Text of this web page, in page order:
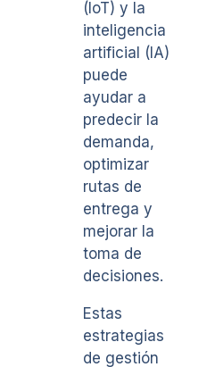
(IoT) y la
inteligencia
artificial (IA)
puede
ayudar a
predecir la
demanda,
optimizar
rutas de
entrega y
mejorar la
toma de
decisiones.
Estas
estrategias
de gestión